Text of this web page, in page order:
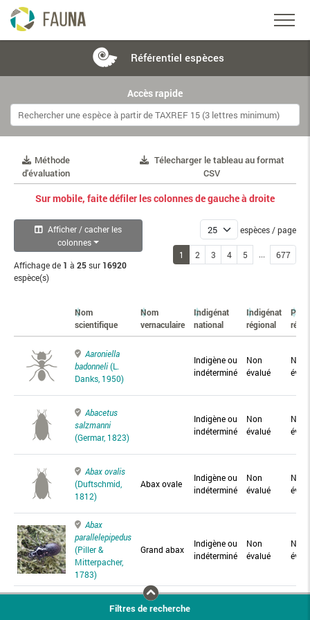
Référentiel espèces
Accès rapide
Méthode
d'évaluation
Télecharger le tableau au format
CSV
Sur mobile, faite défiler les colonnes de gauche à droite
Afficher / cacher les
colonnes
Affichage de 1 à 25sur 16920
espèce(s)
espèces / page
1 2 3 4 5 ... 677
Nom
scientifique
Nom
vernaculaire
Indigénat
national
Indigénat
régional
Aaroniella
badonneli(L.
Danks, 1950)
Indigène ou
indéterminé
Non
évalué
Non
Abacetus
salzmanni
(Germar, 1823)
Indigène ou
indéterminé
Non
évalué
Non
Abax ovalis
(Duftschmid,
1812)
Abax ovale
Indigène ou
indéterminé
Non
évalué
Non
Abax
parallelepipedus
(Piller &
Mitterpacher,
1783)
Grand abax
Indigène ou
indéterminé
Non
évalué
Non
Abax
Abax
Filtres de recherche